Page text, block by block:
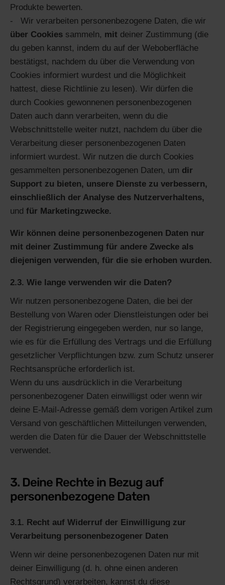
Produkte bewerten.
Wir verarbeiten personenbezogene Daten, die wir
über Cookies sammeln, mit deiner Zustimmung (die
du geben kannst, indem du auf der Weboberfläche
bestätigst, nachdem du über die Verwendung von
Cookies informiert wurdest und die Möglichkeit
hattest, diese Richtlinie zu lesen). Wir dürfen die
durch Cookies gewonnenen personenbezogenen
Daten auch dann verarbeiten, wenn du die
Webschnittstelle weiter nutzt, nachdem du über die
Verarbeitung dieser personenbezogenen Daten
informiert wurdest. Wir nutzen die durch Cookies
gesammelten personenbezogenen Daten, um dir
Support zu bieten, unsere Dienste zu verbessern,
einschließlich der Analyse des Nutzerverhaltens,
und für Marketingzwecke.
Wir können deine personenbezogenen Daten nur
mit deiner Zustimmung für andere Zwecke als
diejenigen verwenden, für die sie erhoben wurden.
2.3. Wie lange verwenden wir die Daten?
Wir nutzen personenbezogene Daten, die bei der
Bestellung von Waren oder Dienstleistungen oder bei
der Registrierung eingegeben werden, nur so lange,
wie es für die Erfüllung des Vertrags und die Erfüllung
gesetzlicher Verpflichtungen bzw. zum Schutz unserer
Rechtsansprüche erforderlich ist.
Wenn du uns ausdrücklich in die Verarbeitung
personenbezogener Daten einwilligst oder wenn wir
deine E-Mail-Adresse gemäß dem vorigen Artikel zum
Versand von geschäftlichen Mitteilungen verwenden,
werden die Daten für die Dauer der Webschnittstelle
verwendet.
3. Deine Rechte in Bezug auf
personenbezogene Daten
3.1. Recht auf Widerruf der Einwilligung zur
Verarbeitung personenbezogener Daten
Wenn wir deine personenbezogenen Daten nur mit
deiner Einwilligung (d. h. ohne einen anderen
Rechtsgrund) verarbeiten, kannst du diese